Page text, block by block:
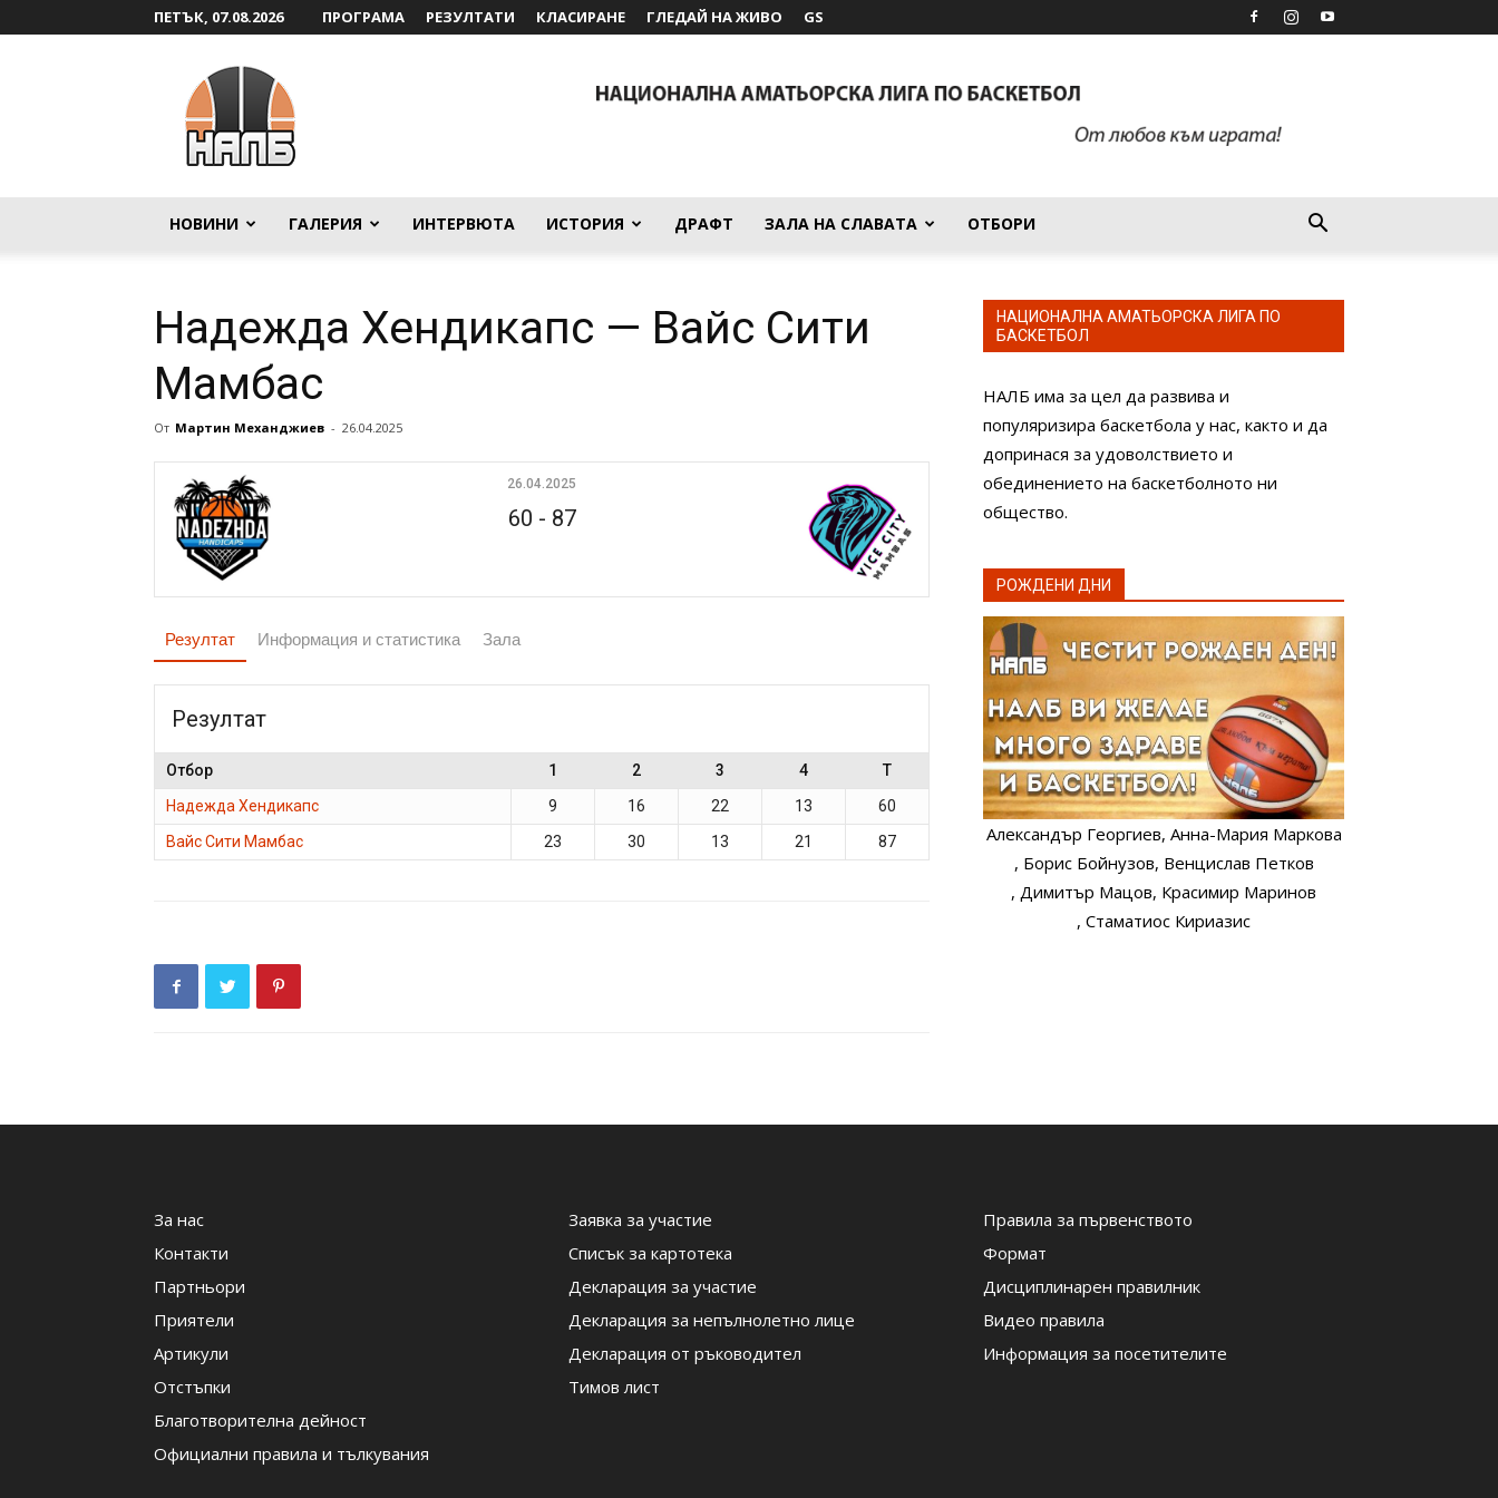
ПЕТЪК, 07.08.2026 ПРОГРАМА РЕЗУЛТАТИ КЛАСИРАНЕ ГЛЕДАЙ НА ЖИВО GS
НОВИНИ ГАЛЕРИЯ ИНТЕРВЮТА ИСТОРИЯ ДРАФТ ЗАЛА НА СЛАВАТА ОТБОРИ
Надежда Хендикапс — Вайс Сити
Мамбас
От Мартин Механджиев - 26.04.2025
26.04.2025
60 - 87
Резултат Информация и статистика Зала
Резултат
Отбор 1 2 3 4
T
Надежда Хендикапс
9 16 22 13
60
Вайс Сити Мамбас
23 30 13 21 87
НАЦИОНАЛНА АМАТЬОРСКА ЛИГА ПО
БАСКЕТБОЛ
НАЛБ има за цел да развива и
популяризира баскетбола у нас, както и да
допринася за удоволствието и
обединението на баскетболното ни
общество.
РОЖДЕНИ ДНИ
Александър Георгиев, Анна-Мария Маркова
, Борис Бойнузов, Венцислав Петков
, Димитър Мацов, Красимир Маринов
, Стаматиос Кириазис
За нас
Контакти
Партньори
Приятели
Артикули
Отстъпки
Благотворителна дейност
Официални правила и тълкувания
Заявка за участие
Списък за картотека
Декларация за участие
Декларация за непълнолетно лице
Декларация от ръководител
Тимов лист
Правила за първенството
Формат
Дисциплинарен правилник
Видео правила
Информация за посетителите